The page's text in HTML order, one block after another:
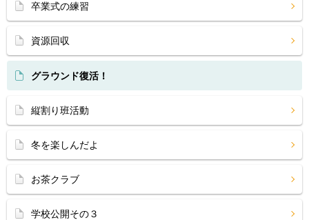
卒業式の練習
資源回収
グラウンド復活！
縦割り班活動
冬を楽しんだよ
お茶クラブ
学校公開その３